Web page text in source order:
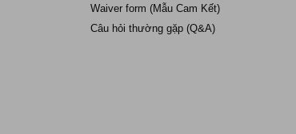
Waiver form (Mẫu Cam Kết)
Câu hỏi thường gặp (Q&A)